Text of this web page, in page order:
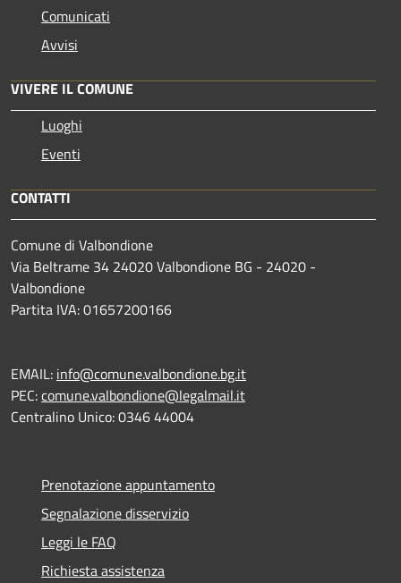
Comunicati
Avvisi
VIVERE IL COMUNE
Luoghi
Eventi
CONTATTI
Comune di Valbondione
Via Beltrame 34 24020 Valbondione BG - 24020 -
Valbondione
Partita IVA: 01657200166
EMAIL: info@comune.valbondione.bg.it
PEC:comune.valbondione@legalmail.it
Centralino Unico: 0346 44004
Prenotazione appuntamento
Segnalazione disservizio
Leggi le FAQ
Richiesta assistenza